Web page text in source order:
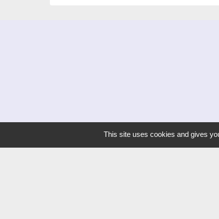
Liens
This site uses cookies and gives